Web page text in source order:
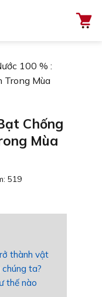
100 % :
Mùa
Chống
Mùa
519
thành vật
ta?
thế nào